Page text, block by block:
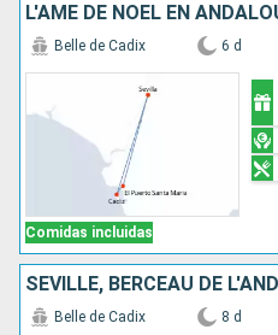
Comidas incluidas
Belle de Cadix 6 d
Belle de Cadix 8 d